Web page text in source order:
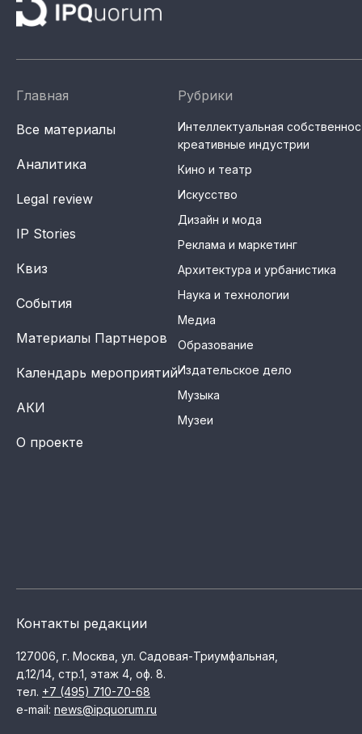
Главная
Все материалы
Аналитика
Legal review
IP Stories
Квиз
События
Материалы Партнеров
Календарь мероприятий
АКИ
О проекте
Рубрики
Интеллектуальная
креативные индустрии
Кино и театр
Искусство
Дизайн и мода
Реклама и маркетинг
Архитектура и урбанистика
Наука и технологии
Медиа
Образование
Издательское дело
Музыка
Музеи
Контакты редакции
127006, г. Москва, ул. Садовая-Триумфальная,
д.12/14, стр.1, этаж 4, оф. 8.
тел. +7 (495) 710-70-68
e-mail: news@ipquorum.ru